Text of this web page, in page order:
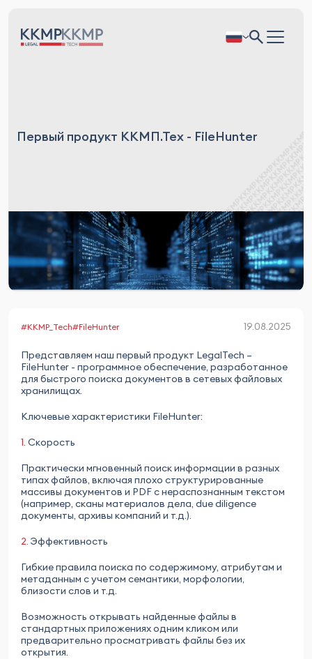
Первый продукт ККМП.Тех - FileHunter
#KKMP_Tech#FileHunter 19.08.2025
Представляем наш первый продукт LegalTech –
FileHunter - программное обеспечение, разработанное
для быстрого поиска документов в сетевых файловых
хранилищах.
Ключевые характеристики FileHunter:
1. Скорость
Практически мгновенный поиск информации в разных
типах файлов, включая плохо структурированные
массивы документов и PDF с нераспознанным текстом
(например, сканы материалов дела, due diligence
документы, архивы компаний и т.д.).
2. Эффективность
Гибкие правила поиска по содержимому, атрибутам и
метаданным с учетом семантики, морфологии,
близости слов и т.д.
Возможность открывать найденные файлы в
стандартных приложениях одним кликом или
предварительно просматривать файлы без их
открытия.